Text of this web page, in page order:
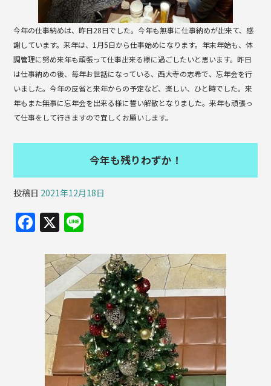
今年の仕事納めは、昨日28日でした。今年も無事に仕事納めが出来て、感
謝しています。来年は、1月5日から仕事始めになります。年末年始も、体
調管理に努め来年も頑張って仕事出来る様に過ごしたいと思います。昨日
は仕事納めの後、毎年お世話になっている、西大寺の志希で、忘年会を行
いました。今年の反省と来年からの予定など、楽しい、ひと時でした。来
年もまた無事に忘年会を出来る様に誓い解散となりました。来年も頑張っ
て仕事をして行きますので宜しくお願いします。
今年も残りわずか！
投稿日 2021年12月18日
F
a
c
e
b
o
o
X
e